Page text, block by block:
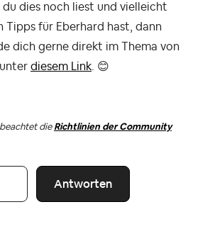
du dies noch liest und vielleicht
Tipps für Eberhard hast, dann
dich gerne direkt im Thema von
diesem Link 😊
die Richtlinien der Community
Antworten